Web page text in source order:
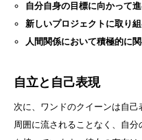
自分自身の目標に向かって
新しいプロジェクトに取り
人間関係において積極的に
自立と自己表現
次に、ワンドのクイーンは自
周囲に流されることなく、自